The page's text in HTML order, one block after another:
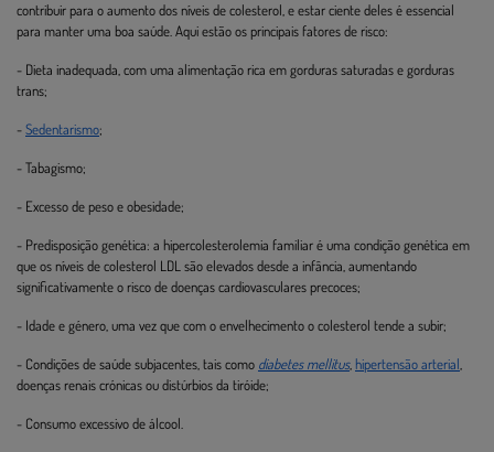
contribuir para o aumento dos níveis de colesterol, e estar ciente deles é essencial
para manter uma boa saúde. Aqui estão os principais fatores de risco:
- Dieta inadequada, com uma alimentação rica em gorduras saturadas e gorduras
trans;
-Sedentarismo;
- Tabagismo;
- Excesso de peso e obesidade;
- Predisposição genética: a hipercolesterolemia familiar é uma condição genética em
que os níveis de colesterol LDL são elevados desde a infância, aumentando
significativamente o risco de doenças cardiovasculares precoces;
- Idade e género, uma vez que com o envelhecimento o colesterol tende a subir;
- Condições de saúde subjacentes, tais como diabetes mellitus, hipertensão arterial
doenças renais crónicas ou distúrbios da tiróide;
- Consumo excessivo de álcool.